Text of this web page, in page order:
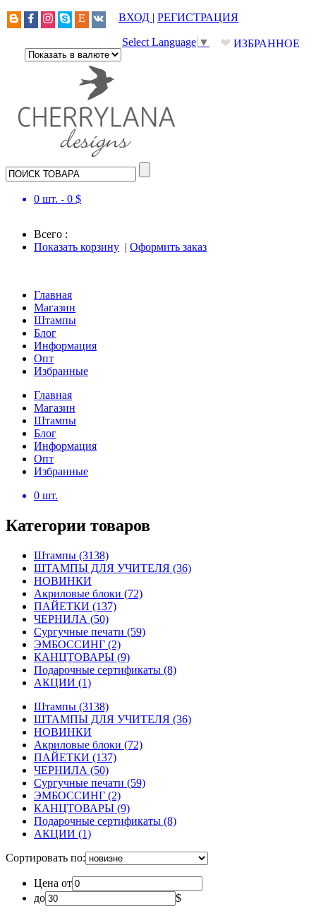
ВХОД | РЕГИСТРАЦИЯ
❤ ИЗБРАННОЕ
Select Language ▼
0 шт. - 0 $
Всего :
Показать корзину | Оформить заказ
Главная
Магазин
Штампы
Блог
Информация
Опт
Избранные
Главная
Магазин
Штампы
Блог
Информация
Опт
Избранные
0 шт.
Категории товаров
Штампы (3138)
ШТАМПЫ ДЛЯ УЧИТЕЛЯ (36)
НОВИНКИ
Акриловые блоки (72)
ПАЙЕТКИ (137)
ЧЕРНИЛА (50)
Сургучные печати (59)
ЭМБОССИНГ (2)
КАНЦТОВАРЫ (9)
Подарочные сертификаты (8)
АКЦИИ (1)
Штампы (3138)
ШТАМПЫ ДЛЯ УЧИТЕЛЯ (36)
НОВИНКИ
Акриловые блоки (72)
ПАЙЕТКИ (137)
ЧЕРНИЛА (50)
Сургучные печати (59)
ЭМБОССИНГ (2)
КАНЦТОВАРЫ (9)
Подарочные сертификаты (8)
АКЦИИ (1)
Сортировать по:
Цена от
до
$